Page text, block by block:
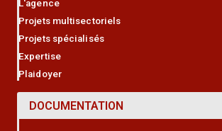
L'agence
Projets multisectoriels
Projets spécialisés
Expertise
Plaidoyer
DOCUMENTATION